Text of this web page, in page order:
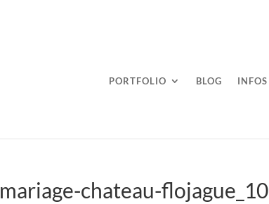
PORTFOLIO BLOG INFOS
mariage-chateau-flojague_10